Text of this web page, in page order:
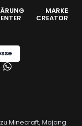
MARKE
CREATOR
Minecraft, Mojang